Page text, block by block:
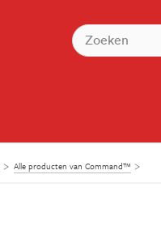
Alle producten van Command™